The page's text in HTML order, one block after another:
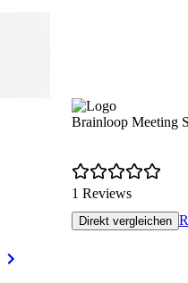
Brainloop Meeting
1 Reviews
Direkt vergleichen